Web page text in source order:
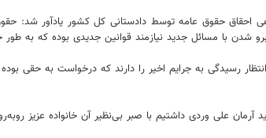
حقوق عامه توسط دادستانی کل کشور یادآور شد:
شدن با مسائل جدید نیازمند قوانین جدیدی بوده که به
رسیدگی به جرایم اخیر را دارند که درخواست به حقی
آرمان علی وردی داشتیم با صبر بی‌نظیر آن خانواده